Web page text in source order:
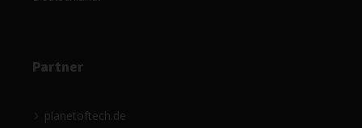
Partner
planetoftech.de